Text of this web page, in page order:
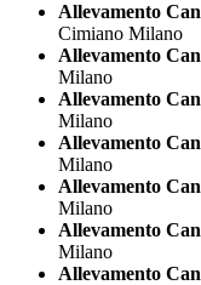
Allevamento
Cimiano Milano
Allevamento
Milano
Allevamento
Milano
Allevamento
Milano
Allevamento
Milano
Allevamento
Milano
Allevamento